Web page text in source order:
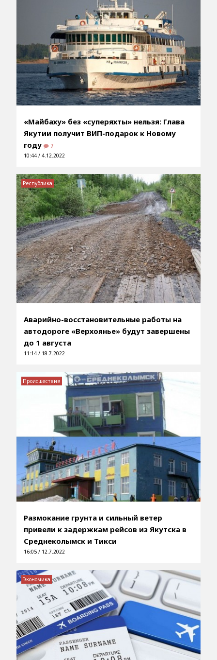
«Майбаху» без «суперяхты» нельзя: Глава
Якутии получит ВИП-подарок к Новому
году
7
10:44 / 4.12.2022
Аварийно-восстановительные работы на
автодороге «Верхоянье» будут завершены
до 1 августа
11:14 / 18.7.2022
Республика
Размокание грунта и сильный ветер
привели к задержкам рейсов из Якутска в
Среднеколымск и Тикси
16:05 / 12.7.2022
Происшествия
Экономика